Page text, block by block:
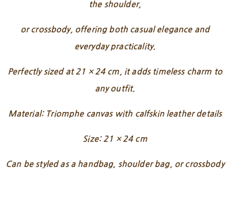
the shoulder,
or crossbody, offering both casual elegance and
everyday practicality.
Perfectly sized at 21 × 24 cm, it adds timeless charm to
any outfit.
Material: Triomphe canvas with calfskin leather details
Size: 21 × 24 cm
Can be styled as a handbag, shoulder bag, or crossbody